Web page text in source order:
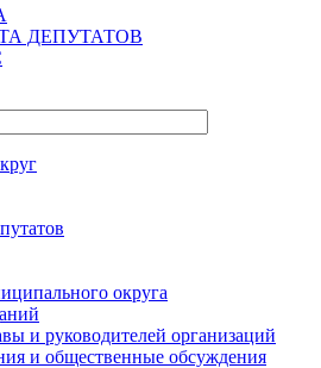
ДЕПУТАТОВ
округа
и руководителей организаций
и общественные обсуждения